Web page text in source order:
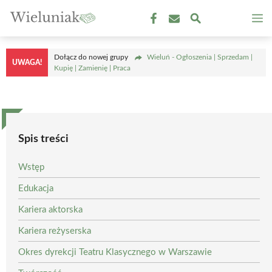
treści
UWAGA!
Dołącz do nowej grupy
Wieluń - Ogłoszenia | Sprzedam |
Kupię | Zamienię | Praca
Spis treści
Wstęp
Edukacja
Kariera aktorska
Kariera reżyserska
Okres dyrekcji Teatru Klasycznego w Warszawie